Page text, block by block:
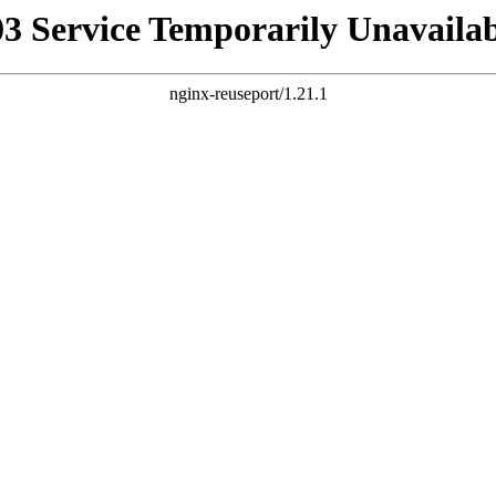
Service Temporarily
nginx-reuseport/1.21.1